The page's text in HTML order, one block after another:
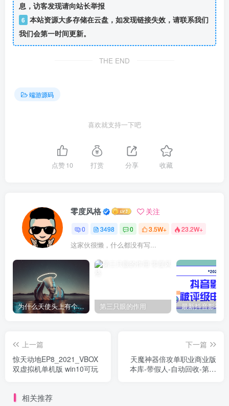
息，访客发现请向站长举报
6 本站资源大多存储在云盘，如发现链接失效，请联系我们
我们会第一时间更新。
THE END
端游源码
喜欢就支持一下吧
点赞10 打赏 分享 收藏
零度风格 关注
0 3498 0 3.5W+ 23.2W+
这家伙很懒，什么都没有写...
为什么天使头上有个圈？ 第三只眼的作用
上一篇
惊天动地EP8_2021_VBOX
双虚拟机单机版 win10可玩
下一篇
天魔神器倍攻单职业商业版
本库-带假人-自动回收-第三
相关推荐